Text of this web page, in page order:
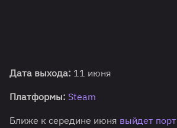
Дата выхода: 11 июня
Платформы: Steam
Ближе к середине июня выйдет порт